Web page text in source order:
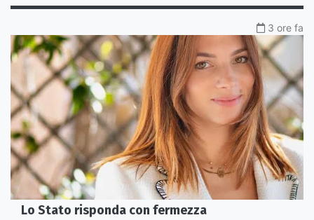
3 ore fa
Lo Stato risponda con fermezza